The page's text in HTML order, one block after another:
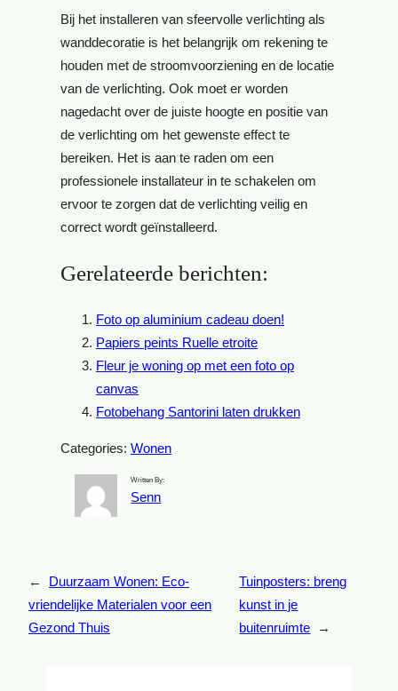
Bij het installeren van sfeervolle verlichting als
wanddecoratie is het belangrijk om rekening te
houden met de stroomvoorziening en de locatie
van de verlichting. Ook moet er worden
nagedacht over de juiste hoogte en positie van
de verlichting om het gewenste effect te
bereiken. Het is aan te raden om een
professionele installateur in te schakelen om
ervoor te zorgen dat de verlichting veilig en
correct wordt geïnstalleerd.
Gerelateerde berichten:
Foto op aluminium cadeau doen!
Papiers peints Ruelle etroite
Fleur je woning op met een foto op
canvas
Fotobehang Santorini laten drukken
Categories: Wonen
Written By:
Senn
←
Duurzaam Wonen: Eco-
vriendelijke Materialen voor een
Gezond Thuis
Tuinposters: breng
kunst in je
buitenruimte
→